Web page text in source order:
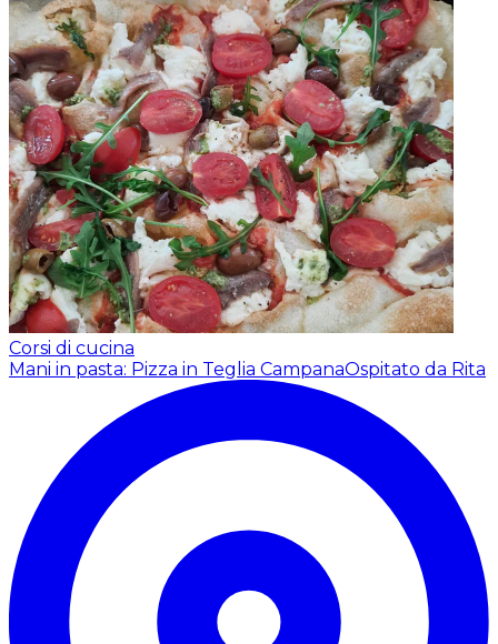
Corsi di cucina
Mani in pasta: Pizza in Teglia CampanaOspitato da Rita